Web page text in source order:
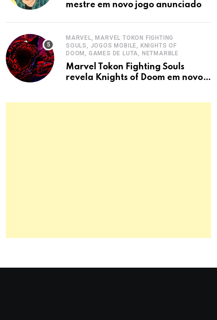
mestre em novo jogo anunciado
MARVEL, MARVEL TOKON FIGHTING
SOULS, JOGOS MOBILE, KNIGHTS OF
DOOM, GAMES DE LUTA, NETMARBLE
Marvel Tokon Fighting Souls
revela Knights of Doom em novo